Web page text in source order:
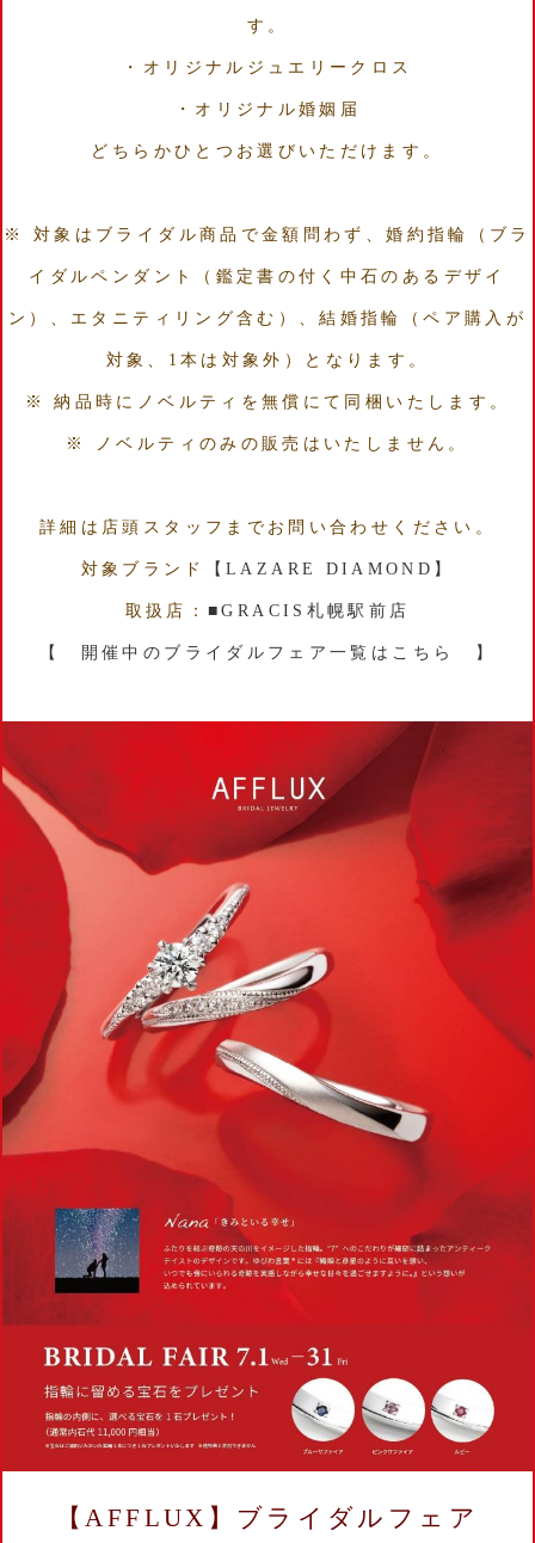
す。
・オリジナルジュエリークロス
・オリジナル婚姻届
どちらかひとつお選びいただけます。
※ 対象はブライダル商品で金額問わず、婚約指輪（ブラ
イダルペンダント（鑑定書の付く中石のあるデザイ
ン）、エタニティリング含む）、結婚指輪（ペア購入が
対象、1本は対象外）となります。
※ 納品時にノベルティを無償にて同梱いたします。
※ ノベルティのみの販売はいたしません。
詳細は店頭スタッフまでお問い合わせください。
対象ブランド 【LAZARE DIAMOND】
取扱店：■GRACIS札幌駅前店
【 開催中のブライダルフェア一覧はこちら 】
【AFFLUX】ブライダルフェア